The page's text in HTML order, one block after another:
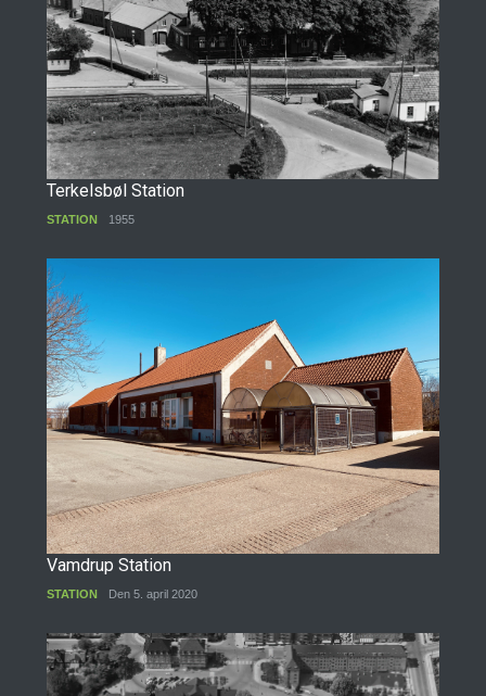
Terkelsbøl Station
STATION 1955
Vamdrup Station
STATION Den 5. april 2020